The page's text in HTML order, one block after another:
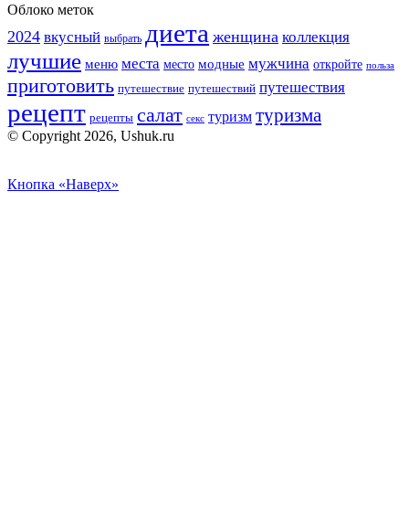
Облоко меток
2024 вкусный выбрать диета женщина коллекция
лучшие меню места место модные мужчина откройте польза
приготовить путешествие путешествий путешествия
рецепт рецепты салат секс туризм туризма
© Copyright 2026, Ushuk.ru
Кнопка «Наверх»